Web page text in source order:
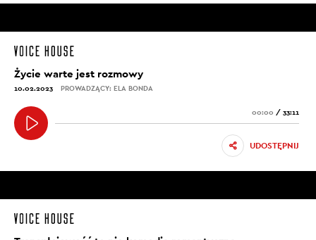
Życie warte jest rozmowy
10.02.2023 PROWADZĄCY: ELA BONDA
00:00 / 33:11
UDOSTĘPNIJ